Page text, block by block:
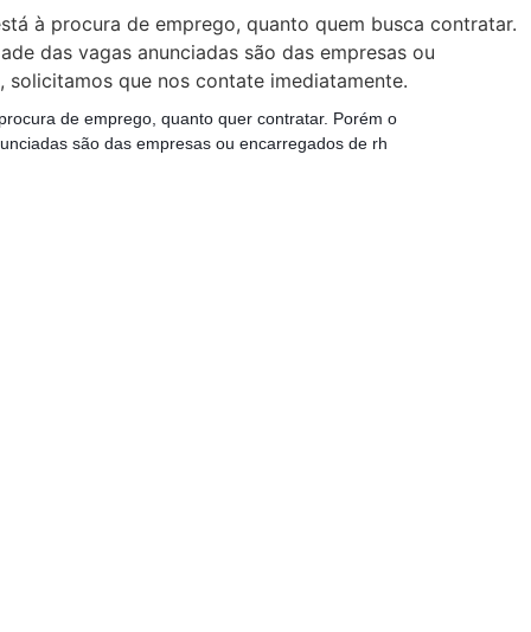
à procura de emprego, quanto quem busca contratar.
das vagas anunciadas são das empresas ou
que nos contate imediatamente.
de emprego, quanto quer contratar. Porém o
são das empresas ou encarregados de rh